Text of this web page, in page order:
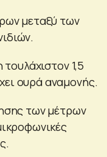
μεταξύ των
1,5
ουρά αναμονής.
των μέτρων